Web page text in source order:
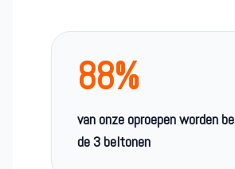
88%
van onze oproepen worden
de 3 beltonen